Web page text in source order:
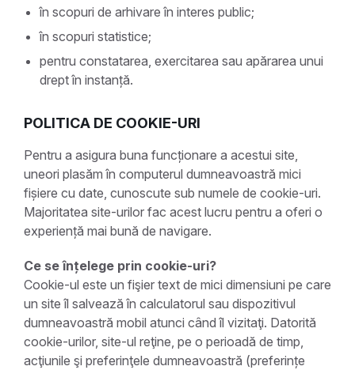
în scopuri de arhivare în interes public;
în scopuri statistice;
pentru constatarea, exercitarea sau apărarea unui
drept în instanță.
POLITICA DE COOKIE-URI
Pentru a asigura buna funcționare a acestui site,
uneori plasăm în computerul dumneavoastră mici
fișiere cu date, cunoscute sub numele de cookie-uri.
Majoritatea site-urilor fac acest lucru pentru a oferi o
experiență mai bună de navigare.
Ce se înțelege prin cookie-uri?
Cookie-ul este un fişier text de mici dimensiuni pe care
un site îl salvează în calculatorul sau dispozitivul
dumneavoastră mobil atunci când îl vizitaţi. Datorită
cookie-urilor, site-ul reţine, pe o perioadă de timp,
acţiunile şi preferinţele dumneavoastră (preferințe